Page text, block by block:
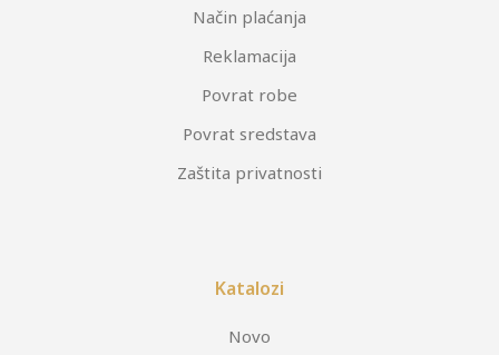
Način plaćanja
Reklamacija
Povrat robe
Povrat sredstava
Zaštita privatnosti
Katalozi
Novo